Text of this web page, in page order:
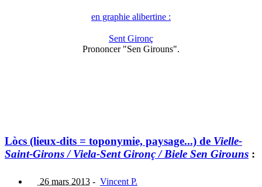
en graphie alibertine :
Sent Gironç
Prononcer "Sen Girouns".
Lòcs (lieux-dits = toponymie, paysage...) de Vielle-
Saint-Girons / Viela-Sent Gironç / Biele Sen Girouns :
26 mars 2013 - Vincent P.